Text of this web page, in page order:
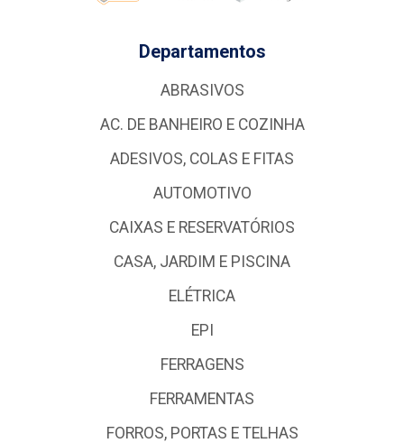
Departamentos
ABRASIVOS
AC. DE BANHEIRO E COZINHA
ADESIVOS, COLAS E FITAS
AUTOMOTIVO
CAIXAS E RESERVATÓRIOS
CASA, JARDIM E PISCINA
ELÉTRICA
EPI
FERRAGENS
FERRAMENTAS
FORROS, PORTAS E TELHAS